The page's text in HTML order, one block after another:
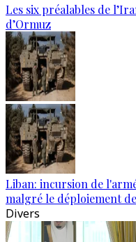
Les six préalables de
d’Ormuz
Liban: incursion de
malgré le déploiement
Divers